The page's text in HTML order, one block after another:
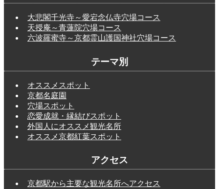
大悲閣千光寺～愛宕念仏寺穴場コース
天授庵～青蓮院穴場コース
六波羅蜜寺～京都霊山護国神社穴場コース
テーマ別
オススメスポット
京都名庭園
穴場スポット
恋愛成就・縁結びスポット
外国人にオススメ観光名所
オススメ京都紅葉スポット
アクセス
京都駅から主要な観光名所へアクセス